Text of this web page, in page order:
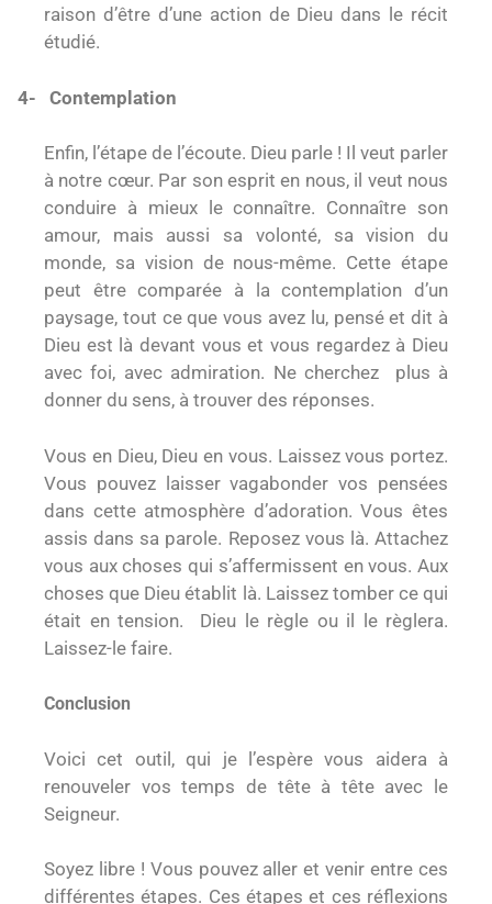
raison d’être d’une action de Dieu dans le récit
étudié.
4- Contemplation
Enfin, l’étape de l’écoute. Dieu parle ! Il veut parler
à notre cœur. Par son esprit en nous, il veut nous
conduire à mieux le connaître. Connaître son
amour, mais aussi sa volonté, sa vision du
monde, sa vision de nous-même. Cette étape
peut être comparée à la contemplation d’un
paysage, tout ce que vous avez lu, pensé et dit à
Dieu est là devant vous et vous regardez à Dieu
avec foi, avec admiration. Ne cherchez plus à
donner du sens, à trouver des réponses.
Vous en Dieu, Dieu en vous. Laissez vous portez.
Vous pouvez laisser vagabonder vos pensées
dans cette atmosphère d’adoration. Vous êtes
assis dans sa parole. Reposez vous là. Attachez
vous aux choses qui s’affermissent en vous. Aux
choses que Dieu établit là. Laissez tomber ce qui
était en tension. Dieu le règle ou il le règlera.
Laissez-le faire.
Conclusion
Voici cet outil, qui je l’espère vous aidera à
renouveler vos temps de tête à tête avec le
Seigneur.
Soyez libre ! Vous pouvez aller et venir entre ces
différentes étapes. Ces étapes et ces réflexions